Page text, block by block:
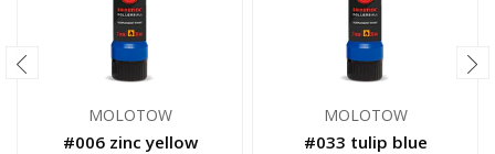
MOLOTOW
#006 zinc yellow
MOLOTOW
#033 tulip blue